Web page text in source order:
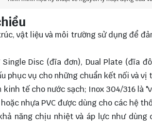
vật liệu và môi trường sử dụng để
Disc (đĩa đơn), Dual Plate (đĩa
phục vụ cho những chuẩn kết nối và
kinh tế cho nước sạch; Inox 304/316 là
nhựa PVC được dùng cho các hệ
năng chịu nhiệt và áp lực như